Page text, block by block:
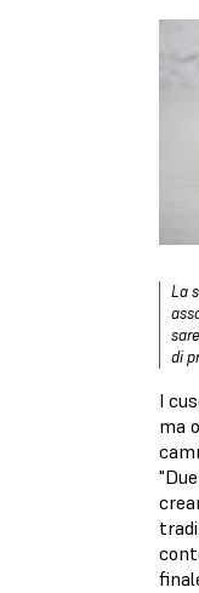
La
di
I
ma